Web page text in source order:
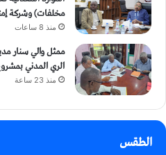
مخلفات) وشركة
منذ 8 ساعات
ممثل والي سنار
الري المدني
منذ 23 ساعة
الطقس